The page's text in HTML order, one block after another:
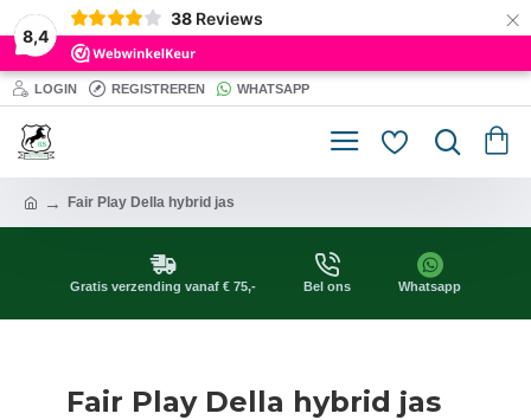
8,4
38 Reviews ×
LOGIN REGISTREREN WHATSAPP
Fair Play Della hybrid jas
Gratis verzending vanaf € 75,- Bel ons Whatsapp
Fair Play Della hybrid jas